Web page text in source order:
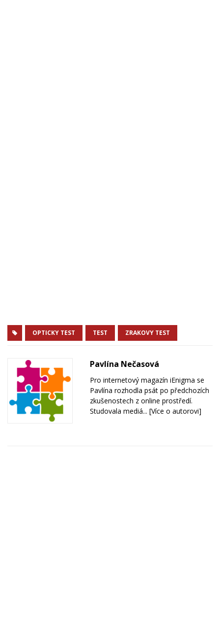
OPTICKY TEST TEST ZRAKOVY TEST
Pavlína Nečasová
Pro internetový magazín iEnigma se
Pavlína rozhodla psát po předchozích
zkušenostech z online prostředí.
Studovala mediá... [Více o autorovi]